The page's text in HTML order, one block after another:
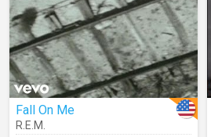
Fall On Me
R.E.M.